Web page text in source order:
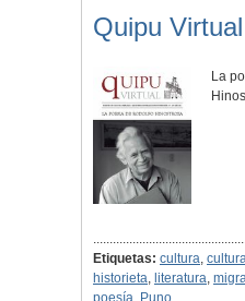
Quipu
La
Etiquetas: cultura,
historieta, literatura,